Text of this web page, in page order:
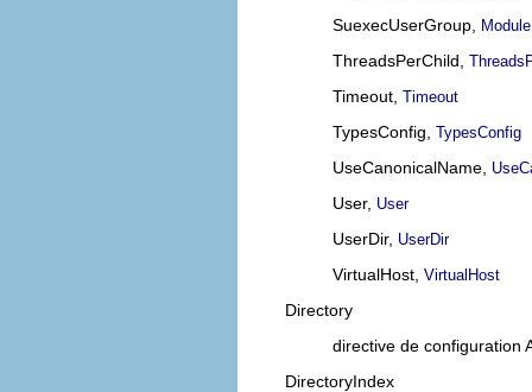
SuexecUserGroup,
ThreadsPerChild,
Timeout, Timeout
TypesConfig, TypesConfig
UseCanonicalName,
User, User
UserDir, UserDir
VirtualHost, VirtualHost
Directory
directive de configuration
DirectoryIndex